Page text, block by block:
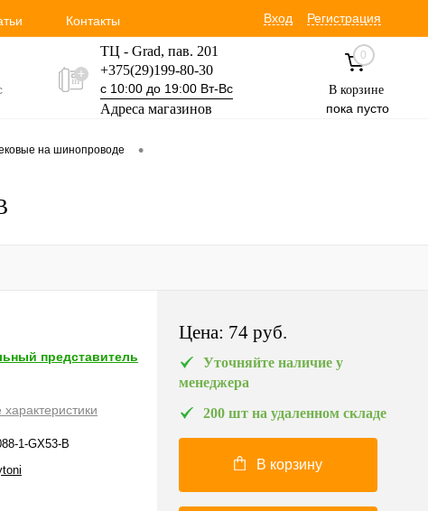
Контакты Вход Регистрация
ТЦ - Grad, пав. 201
+375(29)199-80-30
с 10:00 до 19:00 Вт-Вс
Адреса магазинов
+375(29)354-30-60
0
В корзине
пока пусто
на шинопроводе •
представитель
характеристики
1-GX53-B
Цена: 74 pуб.
Уточняйте наличие у
менеджера
200 шт на удаленном складе
В корзину